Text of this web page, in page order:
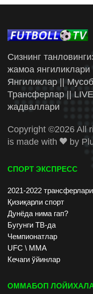
Сизнинг
жамоа
Янгиликлар ||
Трансферлар ||
жадваллари
Copyright ©2026 All
is made with
by
СПОРТ ЭКСПРЕСС
2021-2022 трансферлари
Қизиқарли спорт
Дунёда нима гап?
Бугунги ТВ-да
Чемпионатлар
UFC \ ММА
Кечаги ўйинлар
ОММАБОП